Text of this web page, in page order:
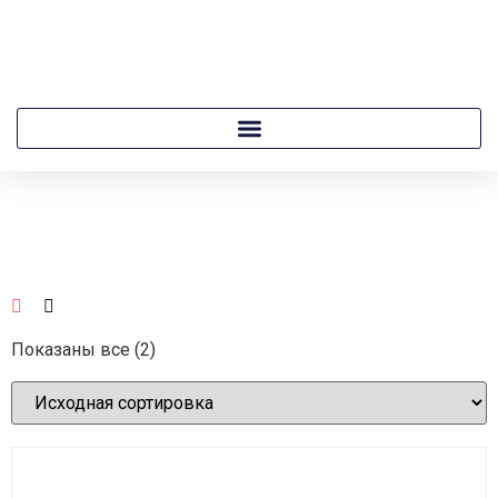
Показаны все (2)